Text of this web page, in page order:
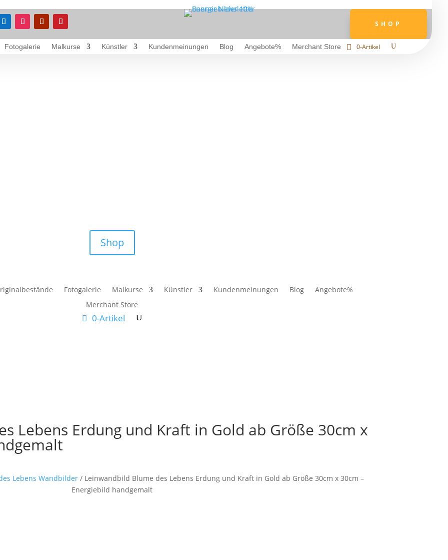
SHOP
Fotogalerie Malkurse Künstler Kundenmeinungen Blog Angebote% Merchant Store 0-Artikel
Shop
Fotogalerie Malkurse Künstler Kundenmeinungen Blog
Angebote%
Merchant Store
0-Artikel
Lebens Erdung und Kraft in Gold ab Größe 30cm x
Lebens Wandbilder / Leinwandbild Blume des Lebens Erdung und Kraft in Gold ab Größe 30cm x 30cm –
Energiebild handgemalt